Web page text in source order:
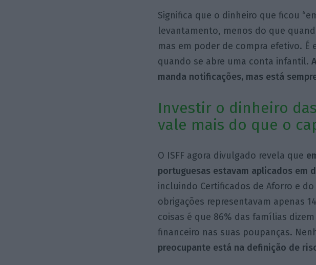
Significa que o dinheiro que ficou
levantamento, menos do que
mas em poder de compra efetivo.
quando se abre uma conta infantil.
manda notificações, mas está
Investir o dinheiro
vale mais do que o
O ISFF agora divulgado revela que
portuguesas estavam aplicados em
incluindo Certificados de Aforro e
obrigações representavam apenas
coisas é que 86% das famílias
financeiro nas suas poupanças.
preocupante está na definição de